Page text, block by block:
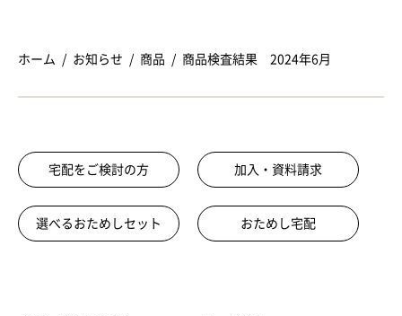
ホーム お知らせ 商品 商品検査結果 2024年6月
宅配をご検討の方 加入・資料請求
選べるおためしセット おためし宅配